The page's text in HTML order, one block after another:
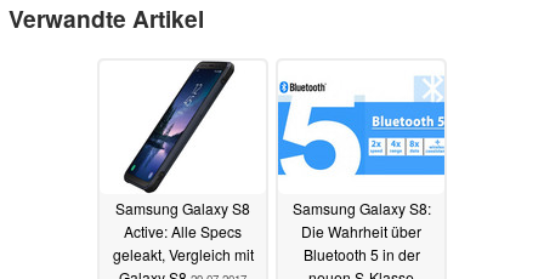
Verwandte Artikel
Samsung Galaxy S8
Active: Alle Specs
geleakt, Vergleich mit
Samsung Galaxy S8:
Die Wahrheit über
Bluetooth 5 in der